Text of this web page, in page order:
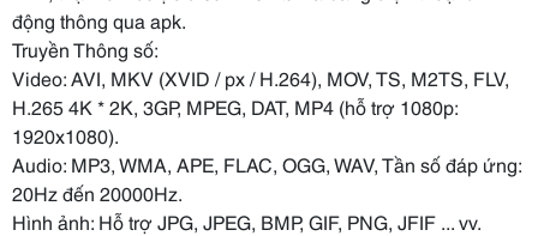
động thông qua apk.
Truyền Thông số:
Video: AVI, MKV (XVID / px / H.264), MOV, TS, M2TS, FLV,
H.265 4K * 2K, 3GP, MPEG, DAT, MP4 (hỗ trợ 1080p:
1920x1080).
Audio: MP3, WMA, APE, FLAC, OGG, WAV, Tần số đáp ứng:
20Hz đến 20000Hz.
Hình ảnh: Hỗ trợ JPG, JPEG, BMP, GIF, PNG, JFIF ... vv.